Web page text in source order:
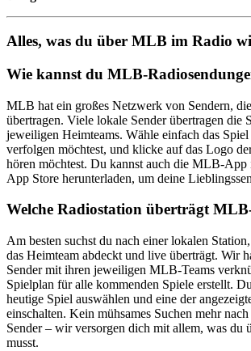
Alles, was du über MLB im Radio
Wie kannst du MLB-
MLB hat ein großes Netzwerk von Sendern,
übertragen. Viele lokale Sender übertragen die
jeweiligen Heimteams. Wähle einfach das Spiel
verfolgen möchtest, und klicke auf das Logo
hören möchtest. Du kannst auch die MLB-App
App Store herunterladen, um deine
Welche Radiostation überträgt
Am besten suchst du nach einer lokalen
das Heimteam abdeckt und live überträgt. Wir
Sender mit ihren jeweiligen MLB-Teams
Spielplan für alle kommenden Spiele erstellt.
heutige Spiel auswählen und eine der
einschalten. Kein mühsames Suchen mehr
Sender – wir versorgen dich mit allem, was du
musst.